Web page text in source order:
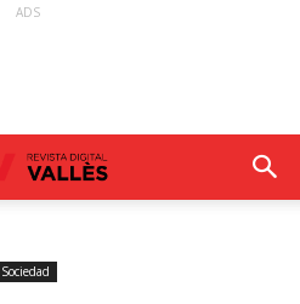
ADS
Sociedad